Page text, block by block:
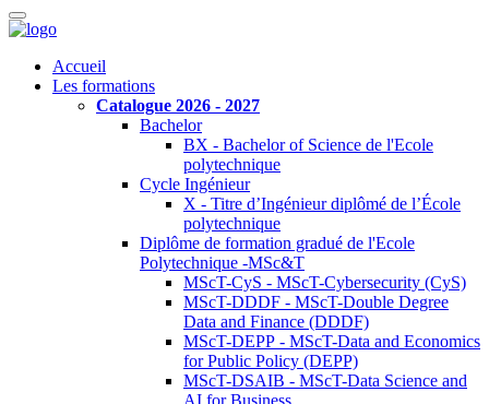
Accueil
Les formations
Catalogue 2026 - 2027
Bachelor
BX - Bachelor of Science de l'Ecole
polytechnique
Cycle Ingénieur
X - Titre d’Ingénieur diplômé de l’École
polytechnique
Diplôme de formation gradué de l'Ecole
Polytechnique -MSc&T
MScT-CyS - MScT-Cybersecurity (CyS)
MScT-DDDF - MScT-Double Degree
Data and Finance (DDDF)
MScT-DEPP - MScT-Data and Economics
for Public Policy (DEPP)
MScT-DSAIB - MScT-Data Science and
AI for Business